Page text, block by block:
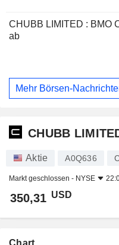
CHUBB LIMITED : BMO
ab
Mehr Börsen-
CHUBB
Aktie A0Q636
Markt geschlossen - NYSE
350,31 USD